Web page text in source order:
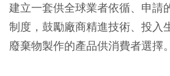
建立一套供全球業者依循、申請
制度，鼓勵廠商精進技術、投入
廢棄物製作的產品供消費者選擇。